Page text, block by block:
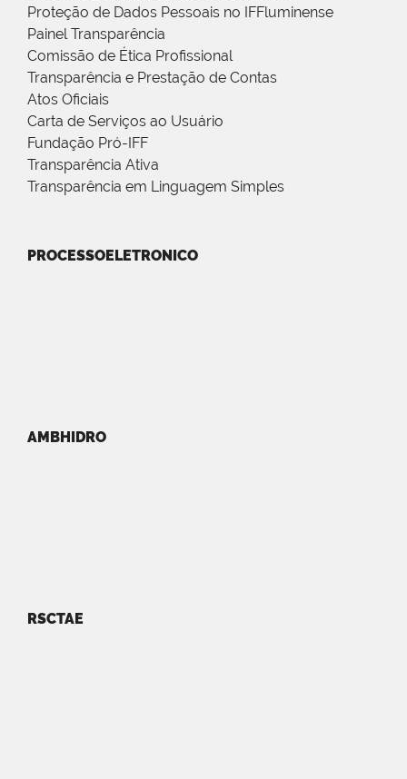
Proteção de Dados Pessoais no IFFluminense
Painel Transparência
Comissão de Ética Profissional
Transparência e Prestação de Contas
Atos Oficiais
Carta de Serviços ao Usuário
Fundação Pró-IFF
Transparência Ativa
Transparência em Linguagem Simples
PROCESSOELETRONICO
AMBHIDRO
RSCTAE